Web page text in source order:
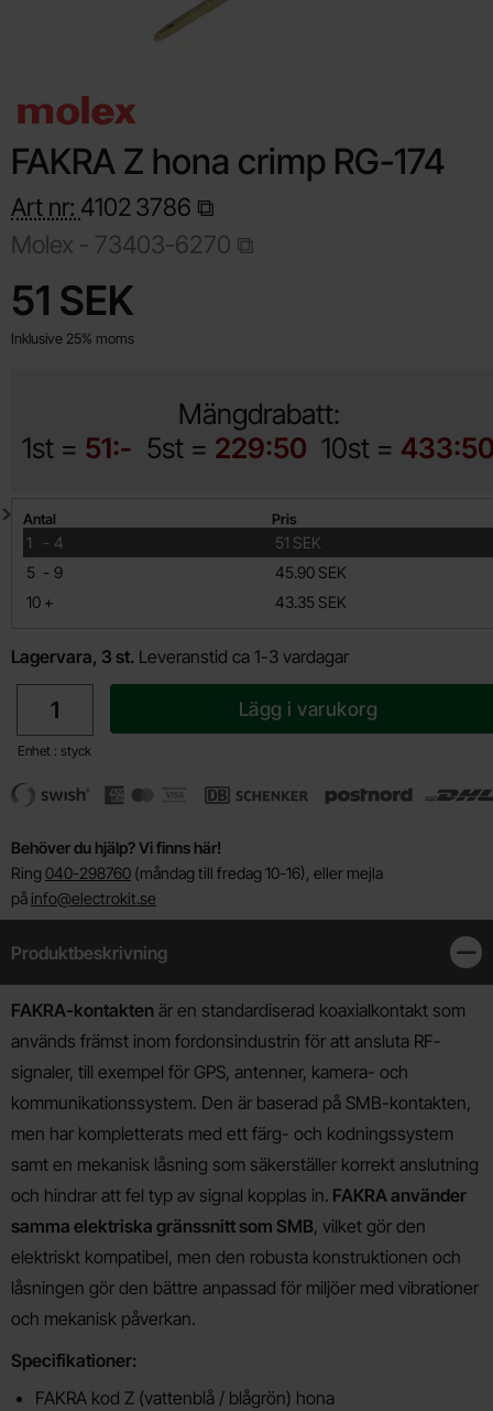
FAKRA Z hona crimp RG-174
Art nr: 4102 3786
Molex - 73403-6270
pris
51 SEK
Inklusive 25% moms
Mängdrabatt:
1st = 51:- 5st = 229:50 10st =
Mängdrabatt
Antal Pris
1 -
till 4
51 SEK
5 -
till 9
45.90 SEK
10 +
till 43.35 SEK
Lagervara, 3 st. Leveranstid ca 1-3 vardagar
Enhet : styck
Lägg i varukorg
Behöver du hjälp? Vi finns här!
Ring 040-298760 (måndag till fredag 10-16), eller mejla
på info@electrokit.se
Produktbeskrivning
Produktbeskrivning
FAKRA-kontakten är en standardiserad koaxialkontakt som
används främst inom fordonsindustrin för att ansluta RF-
signaler, till exempel för GPS, antenner, kamera- och
kommunikationssystem. Den är baserad på SMB-kontakten,
men har kompletterats med ett färg- och kodningssystem
samt en mekanisk låsning som säkerställer korrekt anslutning
och hindrar att fel typ av signal kopplas in. FAKRA använder
samma elektriska gränssnitt som SMB, vilket gör den
elektriskt kompatibel, men den robusta konstruktionen och
låsningen gör den bättre anpassad för miljöer med vibrationer
och mekanisk påverkan.
Specifikationer:
FAKRA kod Z (vattenblå / blågrön) hona